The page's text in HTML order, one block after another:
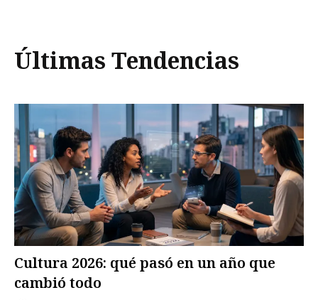
Últimas Tendencias
Cultura 2026: qué pasó en un año que
cambió todo